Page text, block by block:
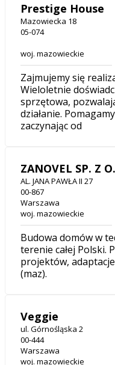
Prestige House
Mazowiecka 18
05-074
woj. mazowieckie
Zajmujemy się
Wieloletnie
sprzętowa,
działanie.
zaczynając od
ZANOVEL SP. Z
AL. JANA PAWŁA II 27
00-867
Warszawa
woj. mazowieckie
Budowa domów w
terenie całej Polski.
projektów,
(maz).
Veggie
ul. Górnośląska 2
00-444
Warszawa
woj. mazowieckie